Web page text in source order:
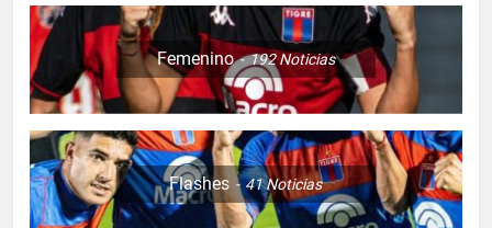
Femenino 192Noticias
Flashes 41Noticias